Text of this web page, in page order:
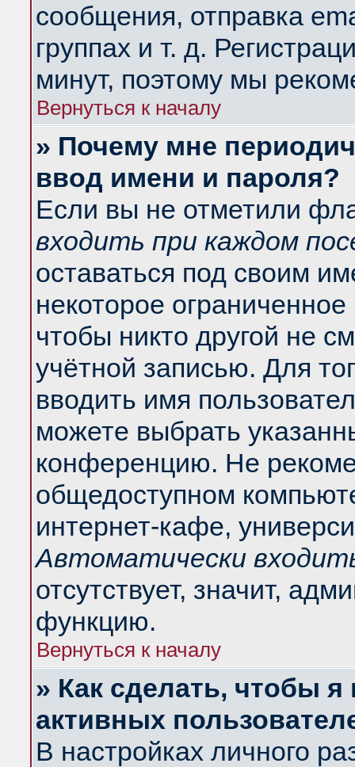
сообщения, отправка
группах и т. д.
минут, поэтому мы
Вернуться к началу
» Почему мне
ввод имени и пароля?
Если вы не отметили
входить при каждом
оставаться под своим
некоторое
чтобы никто другой не
учётной записью. Для
вводить имя
можете выбрать
конференцию. Не
общедоступном
интернет-кафе,
Автоматически
отсутствует, значит,
функцию.
Вернуться к началу
» Как сделать, чтобы
активных
В настройках личного